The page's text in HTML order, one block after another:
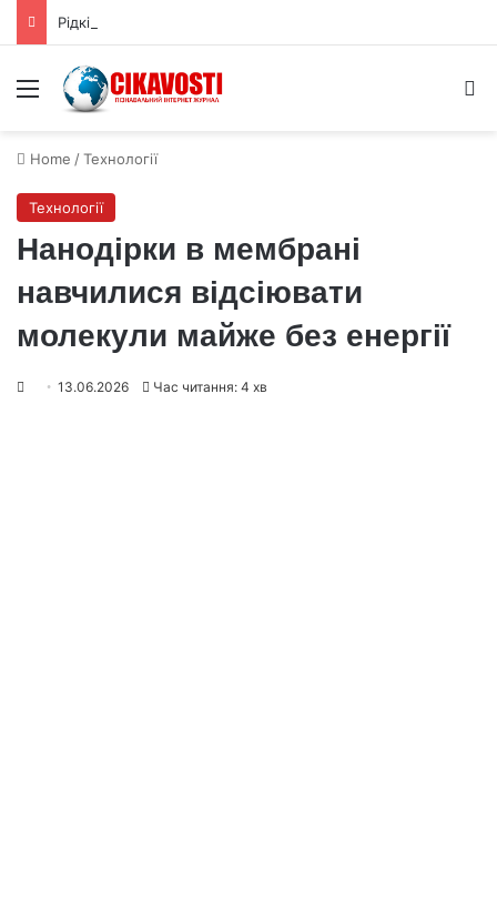
Menu
Home /Технології
Технології
Нанодірки в мембрані
навчилися відсіювати
молекули майже без енергії
13.06.2026 Час читання: 4 хв